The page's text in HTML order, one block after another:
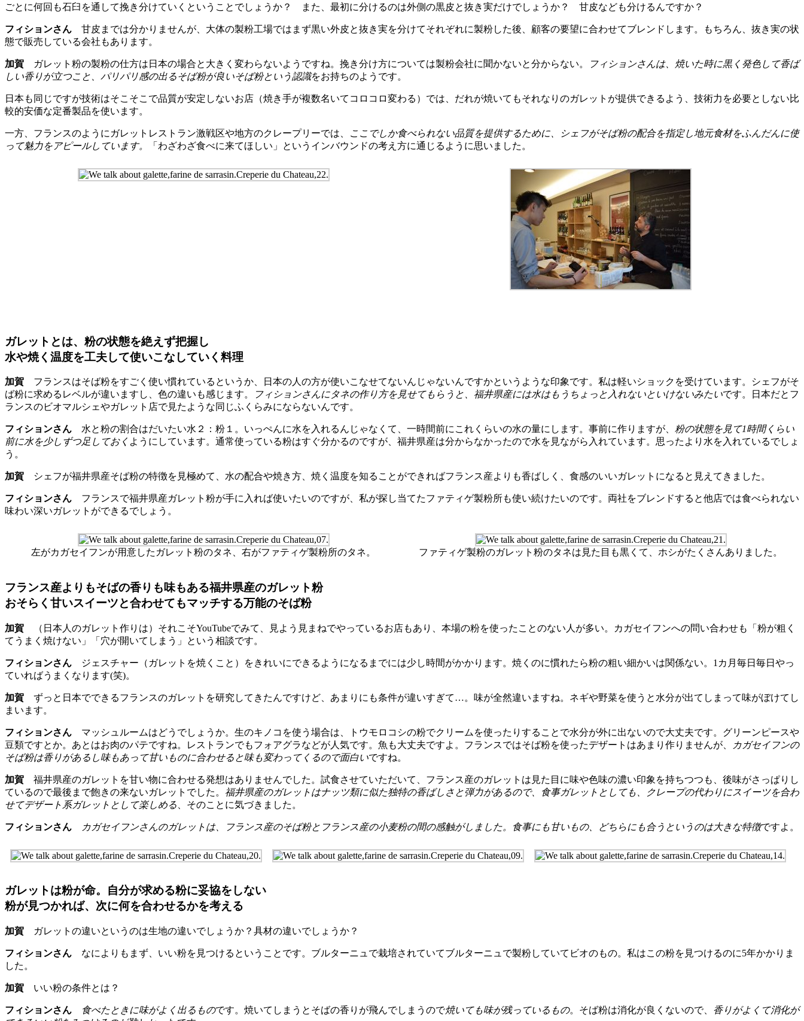
ごとに何回も石臼を通して挽き分けていくということでしょうか？ また、最初に分けるのは外側の黒皮と抜き実だけでしょうか？ 甘皮なども分けるんですか？
フィションさん 甘皮までは分かりませんが、大体の製粉工場ではまず黒い外皮と抜き実を分けてそれぞれに製粉した後、顧客の要望に合わせてブレンドします。もちろん、抜き実の状
態で販売している会社もあります。
加賀 ガレット粉の製粉の仕方は日本の場合と大きく変わらないようですね。挽き分け方については製粉会社に聞かないと分からない。
フィションさんは、焼いた時に黒く発色して香ば
しい香りが立つこと、パリパリ感の出るそば粉が良いそば粉という認識をお持ちのようです。
日本も同じですが技術はそこそこで品質が安定しないお店（焼き手が複数名いてコロコロ変わる）では、だれが焼いてもそれなりのガレットが提供できるよう、技術力を必要としない比
較的安価な定番製品を使います。
一方、フランスのようにガレットレストラン激戦区や地方のクレープリーでは、
ここでしか食べられない品質を提供するために、シェフがそば粉の配合を指定し地元食材をふんだんに使
って魅力をアピールしています。
「わざわざ食べに来てほしい」というインバウンドの考え方に通じるように思いました。
ガレットとは、粉の状態を絶えず把握し
水や焼く温度を工夫して使いこなしていく料理
加賀 フランスはそば粉をすごく使い慣れているというか、日本の人の方が使いこなせてないんじゃないんですかというような印象です。私は軽いショックを受けています。シェフがそ
ば粉に求めるレベルが違いますし、色の違いも感じます。
フィションさんにタネの作り方を見せてもらうと、福井県産には水はもうちょっと入れないといけないみたいです。日本だとフ
ランスのビオマルシェやガレット店で見たような同じふくらみにならないんです。
フィションさん 水と粉の割合はだいたい水２：粉１。いっぺんに水を入れるんじゃなくて、一時間前にこれくらいの水の量にします。事前に作りますが、 粉の状態を見て1時間くらい
前に水を少しずつ足しておく ようにしています。通常使っている粉はすぐ分かるのですが、福井県産は分からなかったので水を見ながら入れています。思ったより水を入れているでしょ
う。
加賀 シェフが福井県産そば粉の特徴を見極めて、水の配合や焼き方、焼く温度を知ることができればフランス産よりも香ばしく、食感のいいガレットになると見えてきました。
フィションさん フランスで福井県産ガレット粉が手に入れば使いたいのですが、私が探し当てたファティゲ製粉所も使い続けたいのです。両社をブレンドすると他店では食べられない
味わい深いガレットができるでしょう。
左がカガセイフンが用意したガレット粉のタネ、右がファティゲ製粉所のタネ。 ファティゲ製粉のガレット粉のタネは見た目も黒くて、ホシがたくさんありました。
フランス産よりもそばの香りも味もある福井県産のガレット粉
おそらく甘いスイーツと合わせてもマッチする万能のそば粉
加賀 （日本人のガレット作りは）それこそYouTubeでみて、見よう見まねでやっているお店もあり、本場の粉を使ったことのない人が多い。カガセイフンへの問い合わせも「粉が粗く
てうまく焼けない」「穴が開いてしまう」という相談です。
フィションさん ジェスチャー（ガレットを焼くこと）をきれいにできるようになるまでには少し時間がかかります。焼くのに慣れたら粉の粗い細かいは関係ない。1カ月毎日毎日やっ
ていればうまくなります(笑)。
加賀 ずっと日本でできるフランスのガレットを研究してきたんですけど、あまりにも条件が違いすぎて…。味が全然違いますね。ネギや野菜を使うと水分が出てしまって味がぼけてし
まいます。
フィションさん マッシュルームはどうでしょうか。生のキノコを使う場合は、トウモロコシの粉でクリームを使ったりすることで水分が外に出ないので大丈夫です。グリーンピースや
豆類ですとか。あとはお肉のパテですね。レストランでもフォアグラなどが人気です。魚も大丈夫ですよ。フランスではそば粉を使ったデザートはあまり作りませんが、
カガセイフンの
そば粉は香りがあるし味もあって甘いものに合わせると味も変わってくるので面白いですね。
加賀 福井県産のガレットを甘い物に合わせる発想はありませんでした。試食させていただいて、フランス産のガレットは見た目に味や色味の濃い印象を持ちつつも、後味がさっぱりし
ているので最後まで飽きの来ないガレットでした。 福井県産のガレットはナッツ類に似た独特の香ばしさと弾力があるので、食事ガレットとしても、クレープの代わりにスイーツを合わ
せてデザート系ガレットとして楽しめる 、そのことに気づきました。
フィションさん カガセイフンさんのガレットは、フランス産のそば粉とフランス産の小麦粉の間の感触がしました。食事にも甘いもの、どちらにも合うというのは大きな特徴ですよ。
ガレットは粉が命。自分が求める粉に妥協をしない
粉が見つかれば、次に何を合わせるかを考える
加賀 ガレットの違いというのは生地の違いでしょうか？具材の違いでしょうか？
フィションさん なによりもまず、いい粉を見つけるということです。ブルターニュで栽培されていてブルターニュで製粉していてビオのもの。私はこの粉を見つけるのに5年かかりま
した。
加賀 いい粉の条件とは？
フィションさん 食べたときに味がよく出るものです。焼いてしまうとそばの香りが飛んでしまうので焼いても味が残っているもの。そば粉は消化が良くないので、 香りがよくて消化が